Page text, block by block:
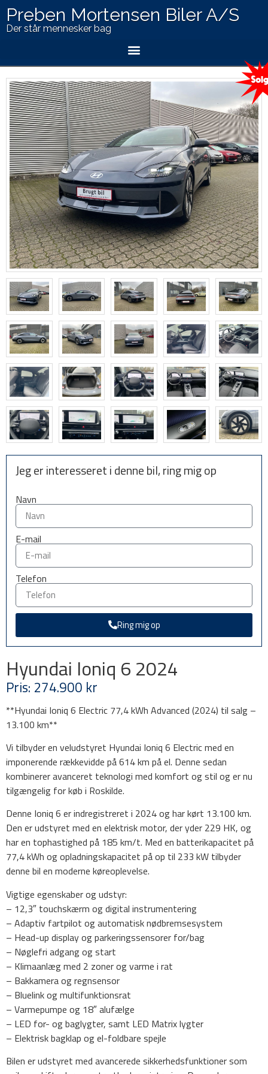
Preben Mortensen Biler A/S
Der står mennesker bag
Jeg er interesseret i denne bil, ring mig op
Navn
E-mail
Telefon
Ring mig op
Hyundai Ioniq 6 2024
Pris: 274.900 kr
**Hyundai Ioniq 6 Electric 77,4 kWh Advanced (2024) til salg –
13.100 km**
Vi tilbyder en veludstyret Hyundai Ioniq 6 Electric med en
imponerende rækkevidde på 614 km på el. Denne sedan
kombinerer avanceret teknologi med komfort og stil og er nu
tilgængelig for køb i Roskilde.
Denne Ioniq 6 er indregistreret i 2024 og har kørt 13.100 km.
Den er udstyret med en elektrisk motor, der yder 229 HK, og
har en tophastighed på 185 km/t. Med en batterikapacitet på
77,4 kWh og opladningskapacitet på op til 233 kW tilbyder
denne bil en moderne køreoplevelse.
Vigtige egenskaber og udstyr:
– 12,3″ touchskærm og digital instrumentering
– Adaptiv fartpilot og automatisk nødbremsesystem
– Head-up display og parkeringssensorer for/bag
– Nøglefri adgang og start
– Klimaanlæg med 2 zoner og varme i rat
– Bakkamera og regnsensor
– Bluelink og multifunktionsrat
– Varmepumpe og 18″ alufælge
– LED for- og baglygter, samt LED Matrix lygter
– Elektrisk bagklap og el-foldbare spejle
Bilen er udstyret med avancerede sikkerhedsfunktioner som